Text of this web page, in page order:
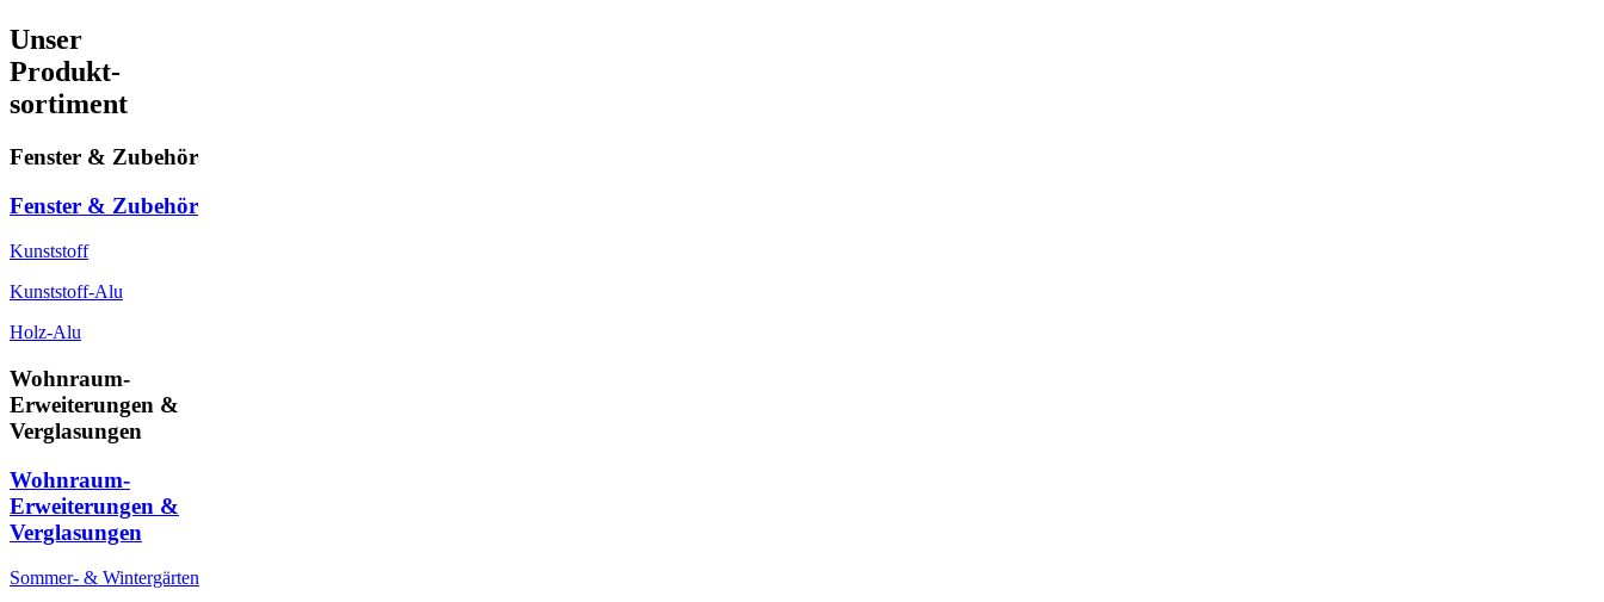
Unser
Produkt-
sortiment
Fenster & Zubehör
Fenster & Zubehör
Kunststoff
Kunststoff-Alu
Holz-Alu
Wohnraum-
Erweiterungen &
Verglasungen
Wohnraum-
Erweiterungen &
Verglasungen
Sommer- & Wintergärten